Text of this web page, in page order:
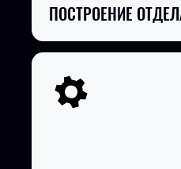
ПОСТРОЕНИЕ